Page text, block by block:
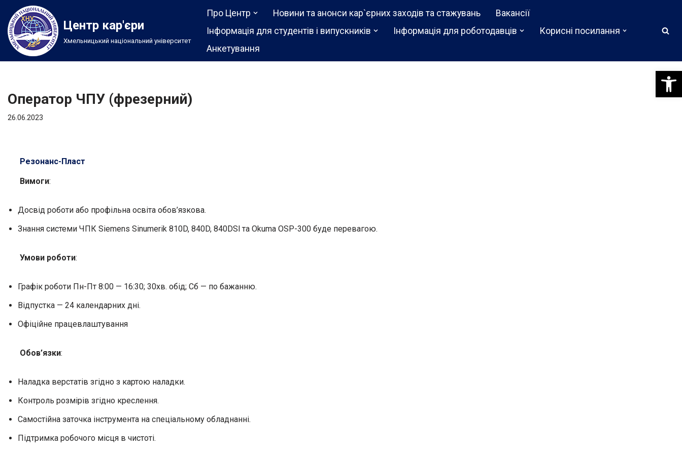
Перейти
до
вмісту
Центр кар'єри
Хмельницький національний університет
Про Центр Новини та анонси кар`єрних заходів та стажувань
Вакансії
Інформація для студентів і випускників
Інформація для роботодавців
Корисні посилання
Анкетування
Оператор ЧПУ (фрезерний)
26.06.2023
Резонанс-Пласт
Вимоги:
Досвід роботи або профільна освіта обов’язкова.
Знання системи ЧПК Siemens Sinumerik 810D, 840D, 840DSl та Okuma OSP-300 буде перевагою.
Умови роботи:
Графік роботи Пн-Пт 8:00 — 16:30; 30хв. обід; Сб — по бажанню.
Відпустка — 24 календарних дні.
Офіційне працевлаштування
Обов’язки:
Наладка верстатів згідно з картою наладки.
Контроль розмірів згідно креслення.
Самостійна заточка інструмента на спеціальному обладнанні.
Підтримка робочого місця в чистоті.